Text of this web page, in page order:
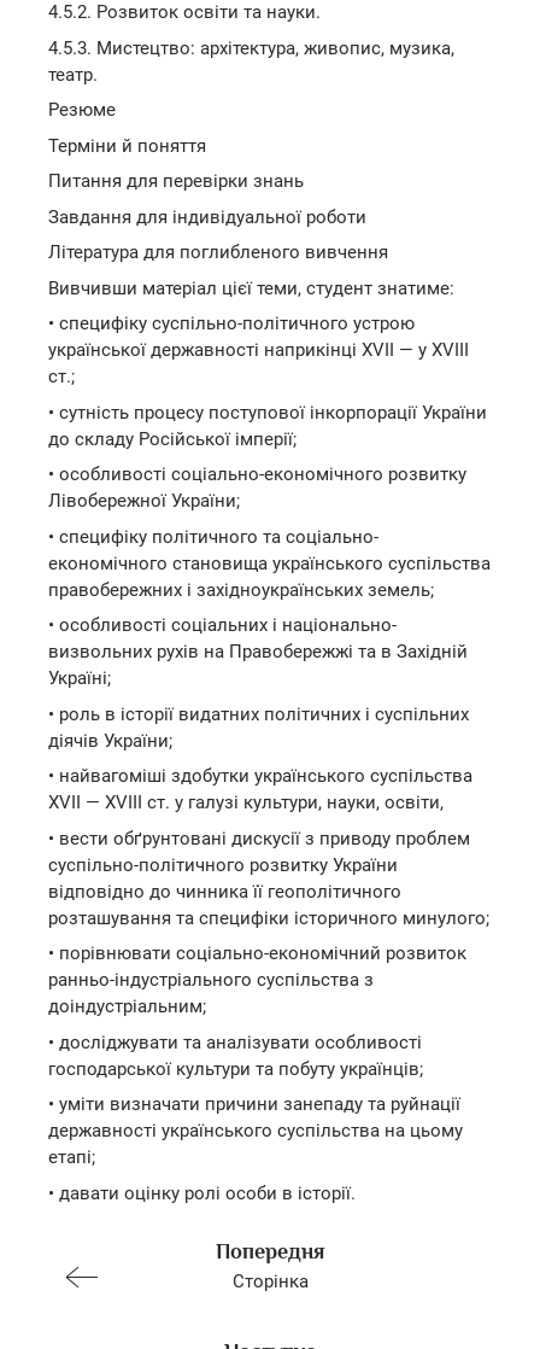
4.5.2. Розвиток освіти та науки.
4.5.3. Мистецтво: архітектура, живопис, музика,
театр.
Резюме
Терміни й поняття
Питання для перевірки знань
Завдання для індивідуальної роботи
Література для поглибленого вивчення
Вивчивши матеріал цієї теми, студент знатиме:
• специфіку суспільно-політичного устрою
української державності наприкінці XVII — у XVIII
ст.;
• сутність процесу поступової інкорпорації України
до складу Російської імперії;
• особливості соціально-економічного розвитку
Лівобережної України;
• специфіку політичного та соціально-
економічного становища українського суспільства
правобережних і західноукраїнських земель;
• особливості соціальних і національно-
визвольних рухів на Правобережжі та в Західній
Україні;
• роль в історії видатних політичних і суспільних
діячів України;
• найвагоміші здобутки українського суспільства
XVII — XVIII ст. у галузі культури, науки, освіти,
• вести обґрунтовані дискусії з приводу проблем
суспільно-політичного розвитку України
відповідно до чинника її геополітичного
розташування та специфіки історичного минулого;
• порівнювати соціально-економічний розвиток
ранньо-індустріального суспільства з
доіндустріальним;
• досліджувати та аналізувати особливості
господарської культури та побуту українців;
• уміти визначати причини занепаду та руйнації
державності українського суспільства на цьому
етапі;
• давати оцінку ролі особи в історії.
Попередня
Сторінка